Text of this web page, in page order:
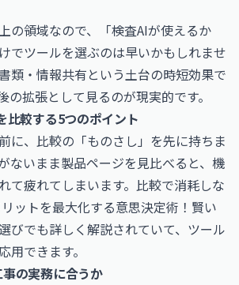
の領域なので、「検査AIが使えるか
でツールを選ぶのは早いかもしれませ
類・情報共有という土台の時短効果で
の拡張として見るのが現実的です。
比較する5つのポイント
に、比較の「ものさし」を先に持ちま
ないまま製品ページを見比べると、機
て疲れてしまいます。比較で消耗しな
ットを最大化する意思決定術！賢い
びでも詳しく解説されていて、ツール
用できます。
の実務に合うか